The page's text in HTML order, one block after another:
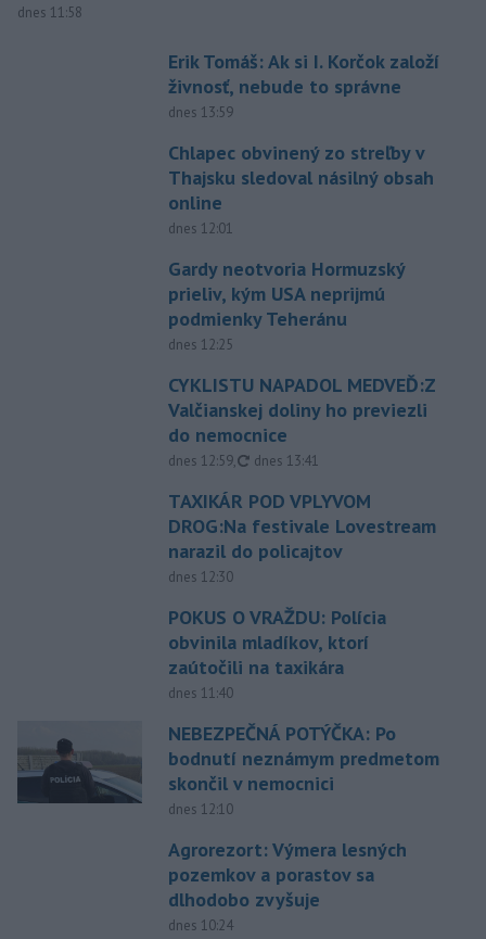
dnes 11:58
Erik Tomáš: Ak si I. Korčok založí
živnosť, nebude to správne
dnes 13:59
Chlapec obvinený zo streľby v
Thajsku sledoval násilný obsah
online
dnes 12:01
Gardy neotvoria Hormuzský
prieliv, kým USA neprijmú
podmienky Teheránu
dnes 12:25
CYKLISTU NAPADOL MEDVEĎ:Z
Valčianskej doliny ho previezli
do nemocnice
dnes 12:59, aktualizované
dnes 13:41
TAXIKÁR POD VPLYVOM
DROG:Na festivale Lovestream
narazil do policajtov
dnes 12:30
POKUS O VRAŽDU: Polícia
obvinila mladíkov, ktorí
zaútočili na taxikára
dnes 11:40
NEBEZPEČNÁ POTÝČKA: Po
bodnutí neznámym predmetom
skončil v nemocnici
dnes 12:10
Agrorezort: Výmera lesných
pozemkov a porastov sa
dlhodobo zvyšuje
dnes 10:24